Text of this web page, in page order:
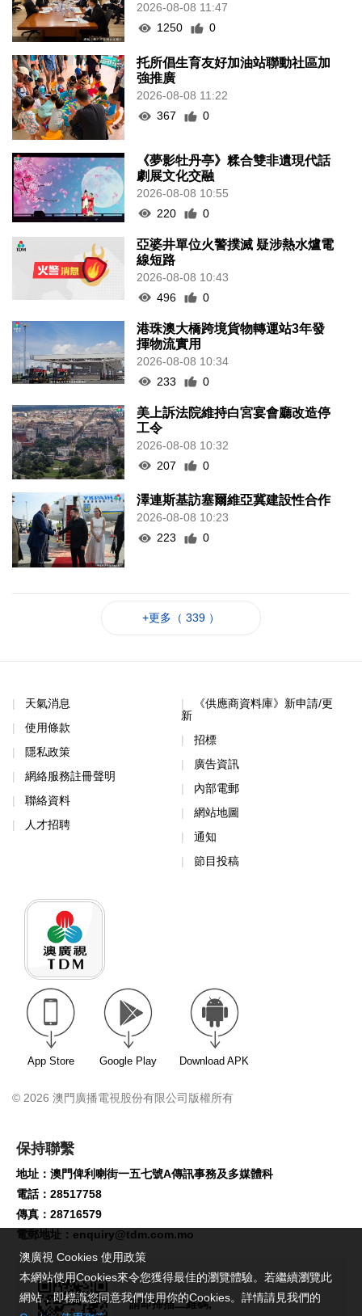
2026-08-08 11:47
1250
0
托所倡生育友好加油站聯動社區加
強推廣
2026-08-08 11:22
367
0
《夢影牡丹亭》糅合雙非遺現代話
劇展文化交融
2026-08-08 10:55
220
0
亞婆井單位火警撲滅 疑涉熱水爐電
線短路
2026-08-08 10:43
496
0
港珠澳大橋跨境貨物轉運站3年發
揮物流實用
2026-08-08 10:34
233
0
美上訴法院維持白宮宴會廳改造停
工令
2026-08-08 10:32
207
0
澤連斯基訪塞爾維亞冀建設性合作
2026-08-08 10:23
223
0
+更多（ 339 ）
天氣消息
使用條款
隱私政策
網絡服務註冊聲明
聯絡資料
人才招聘
《供應商資料庫》新申請/更
新
招標
廣告資訊
內部電郵
網站地圖
通知
節目投稿
App Store Google Play Download APK
© 2026 澳門廣播電視股份有限公司版權所有
保持聯繫
地址：澳門俾利喇街一五七號A傳訊事務及多媒體科
電話：28517758
傳真：28716579
電郵地址： enquiry@tdm.com.mo
請即掃描二維碼,
澳廣視 Cookies 使用政策
本網站使用Cookies來令您獲得最佳的瀏覽體驗。若繼續瀏覽此
網站，即標識您同意我們使用你的Cookies。詳情請見我們的